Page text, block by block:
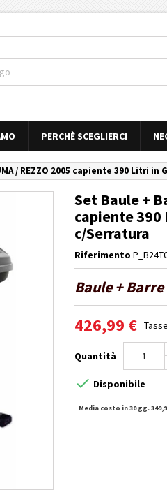
PERCHÈ SCEGLIERCI
/ REZZO 2005 capiente 390 Litri
Set Baule +
capiente 390
c/Serratura
Riferimento
Baule + Barre
426,99 €
Quantità
 Disponibile
Media costo in 30 gg.